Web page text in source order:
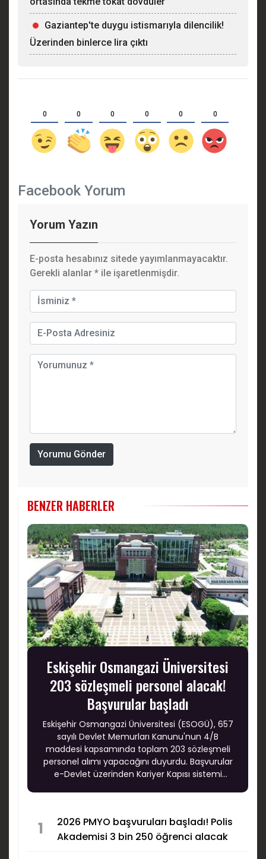
Gaziantep'te duygu istismarıyla dilencilik!
Üzerinden binlerce lira çıktı
0 0 0 0 0 0
Facebook Yorum
Yorum Yazın
E-posta hesabınız sitede yayımlanmayacaktır.
Gerekli alanlar * ile işaretlenmişdir.
Yorumu Gönder
BENZER HABERLER
Eskişehir Osmangazi Üniversitesi
203 sözleşmeli personel alacak!
Başvurular başladı
Eskişehir Osmangazi Üniversitesi (ESOGÜ), 657
sayılı Devlet Memurları Kanunu'nun 4/B
maddesi kapsamında toplam 203 sözleşmeli
personel alımı yapacağını duyurdu. Başvurular
e-Devlet üzerinden Kariyer Kapısı sistemi
1
2026 PMYO başvuruları başladı! Polis
Akademisi 3 bin 250 öğrenci alacak